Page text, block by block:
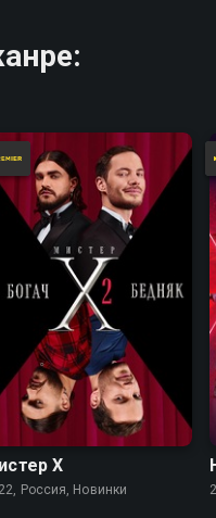
X
Россия, Новинки